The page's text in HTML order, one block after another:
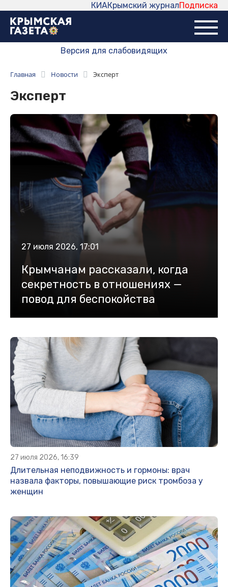
Подписка
Крымский журнал
КИА
Версия для слабовидящих
Главная Новости Эксперт
Эксперт
27 июля 2026, 17:01
Крымчанам рассказали, когда
секретность в отношениях —
повод для беспокойства
27 июля 2026, 16:39
Длительная неподвижность и гормоны: врач
назвала факторы, повышающие риск тромбоза у
женщин